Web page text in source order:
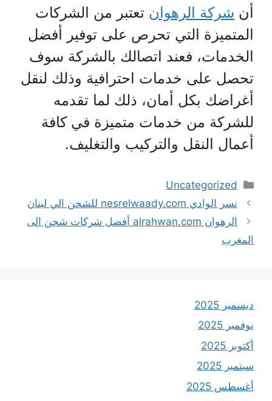
أن شركة الرهوان تعتبر من الشركات
المتميزة التي تحرص على توفير أفضل
الخدمات، فعند اتصالك بالشركة سوف
تحصل على خدمات احترافية وذلك لنقل
أغراضك بكل أمان، ذلك لما تقدمه
للشركة من خدمات متميزة في كافة
أعمال النقل والتركيب والتغليف.
التصنيفات
Uncategorized
نسر الوادي nesrelwaady.com للشحن الي لبنان
الرهوان alrahwan.com أفضل شركات شحن الى
المغرب
ديسمبر 2025
نوفمبر 2025
أكتوبر 2025
سبتمبر 2025
أغسطس 2025